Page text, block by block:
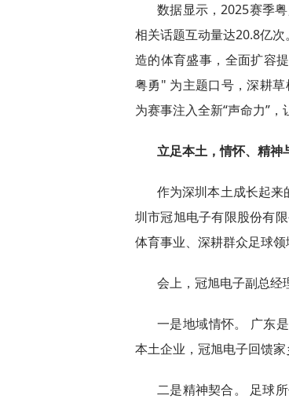
数据显示，2025赛季
相关话题互动量达20.8亿
造的体育盛事，全面扩容
粤勇" 为主题口号，深耕
为赛事注入全新“声命力”，
立足本土，情怀、精神
作为深圳本土成长起
圳市冠旭电子有限股份有
体育事业、深耕群众足球领
会上，冠旭电子副总经
一是地域情怀。 广东
本土企业，冠旭电子回馈
二是精神契合。 足球